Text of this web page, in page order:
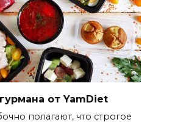
от YamDiet
полагают, что строгое